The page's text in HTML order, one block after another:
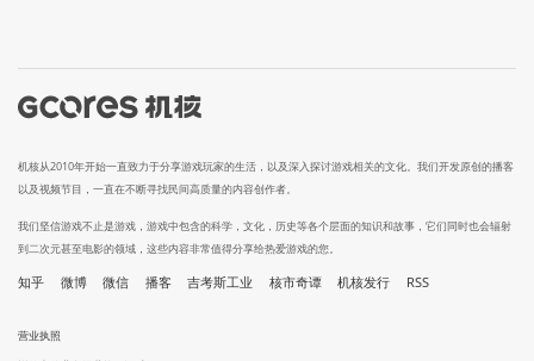
机核从2010年开始一直致力于分享游戏玩家的生活，以及深入探讨游戏相关的文化。我们开发原创的播客
以及视频节目，一直在不断寻找民间高质量的内容创作者。
我们坚信游戏不止是游戏，游戏中包含的科学，文化，历史等各个层面的知识和故事，它们同时也会辐射
到二次元甚至电影的领域，这些内容非常值得分享给热爱游戏的您。
知乎 微博 微信 播客 吉考斯工业 核市奇谭 机核发行 RSS
营业执照